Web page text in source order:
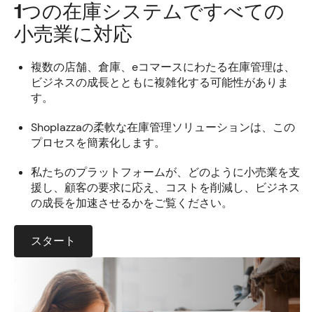
1つの在庫システムですべての
小売業に対応
複数の店舗、倉庫、eコマースにわたる在庫管理は、
ビジネスの成長とともに複雑化する可能性がありま
す。
Shoplazzaの柔軟な在庫管理ソリューションは、この
プロセスを簡素化します。
私たちのプラットフォームが、どのように小売業を支
援し、顧客の要求に応え、コストを削減し、ビジネス
の成長を加速させるかをご覧ください。
スタート